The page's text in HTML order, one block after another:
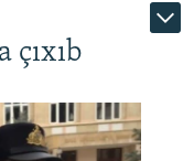
çıxıb